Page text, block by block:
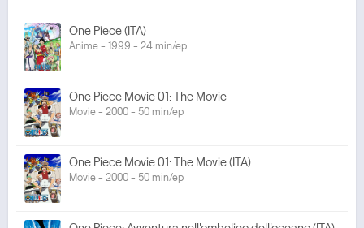
One Piece (ITA)
Anime - 1999 - 24 min/ep
One Piece Movie 01: The Movie
Movie - 2000 - 50 min/ep
One Piece Movie 01: The Movie (ITA)
Movie - 2000 - 50 min/ep